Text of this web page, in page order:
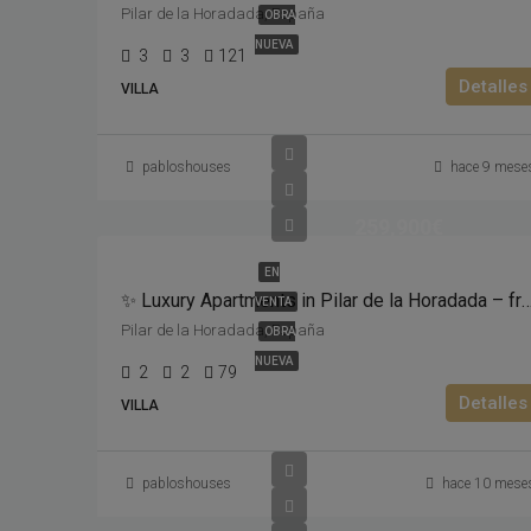
OBRA
NUEVA
Pilar de la Horadada, España
3 3 121
VILLA Detalles
pabloshouses hace 9
EN
VENTA
OBRA
NUEVA
✨ Luxury Apartments in Pilar de la Horadada – from €259,900 ✨
Pilar de la Horadada, España
2 2 79
VILLA Detalles
pabloshouses hace 10